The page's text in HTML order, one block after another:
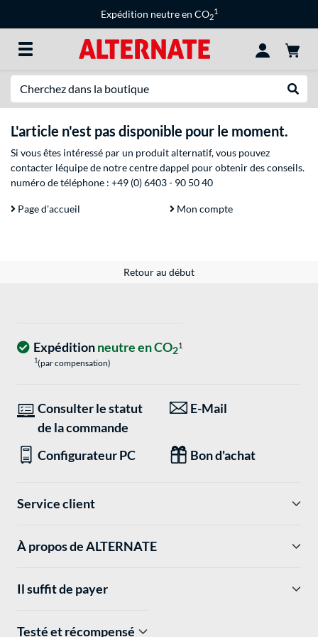
Expédition neutre en CO2
1
L'article n'est pas disponible pour le moment.
Si vous êtes intéressé par un produit alternatif, vous pouvez
contacter léquipe de notre centre dappel pour obtenir des conseils.
numéro de téléphone : +49 (0) 6403 - 90 50 40
Page d'accueil Mon compte
Retour au début
Expéditionneutre en CO21
1(par compensation)
Consulter le statut
de la commande
E-Mail
Configurateur PC Bon d'achat
Service client
À propos de ALTERNATE
Il suffit de payer
Testé et récompensé